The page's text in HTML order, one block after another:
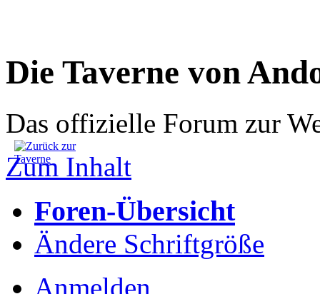
Die Taverne von
Das offizielle Forum zur
Zum Inhalt
Foren-Übersicht
Ändere Schriftgröße
Anmelden